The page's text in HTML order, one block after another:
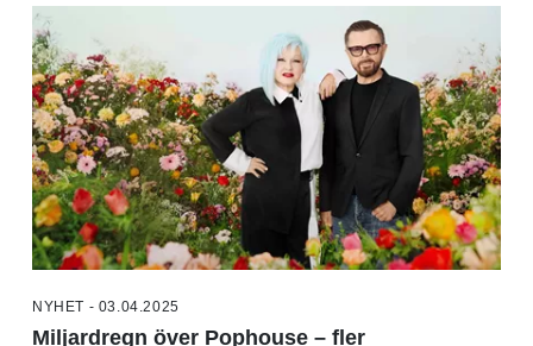
NYHET - 03.04.2025
Miljardregn över Pophouse – fler